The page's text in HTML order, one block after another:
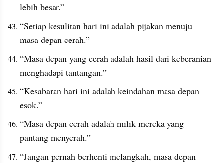
lebih besar.”
“Setiap kesulitan hari ini adalah pijakan menuju
masa depan cerah.”
“Masa depan yang cerah adalah hasil dari keberanian
menghadapi tantangan.”
“Kesabaran hari ini adalah keindahan masa depan
esok.”
“Masa depan cerah adalah milik mereka yang
pantang menyerah.”
“Jangan pernah berhenti melangkah, masa depan